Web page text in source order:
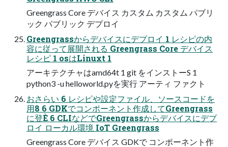
Greengrass Core デバイス カスタム カスタム パブリ
ック パブリック デプロイ
Greengrassからデバイスにデプロイ 1 レシピの内
容に従って展開される Greengrass Core デバイス
レシピ 1 osはLinuxt 1
アーキテクチャはamd64t 1 git をインストーS 1
python3 -u helloworld.pyを実行 アーティ ファクト
おさらい 6 レシピや設定ファイル、ソースコードを
用8 6 GDKでコンポーネント作成してGreengrass
に登È 6 CLIなどでGreengrassからデバイスにデプ
ロイ ローカル環境 IoT Greengrass
Greengrass Core デバイス GDKで コンポーネント作